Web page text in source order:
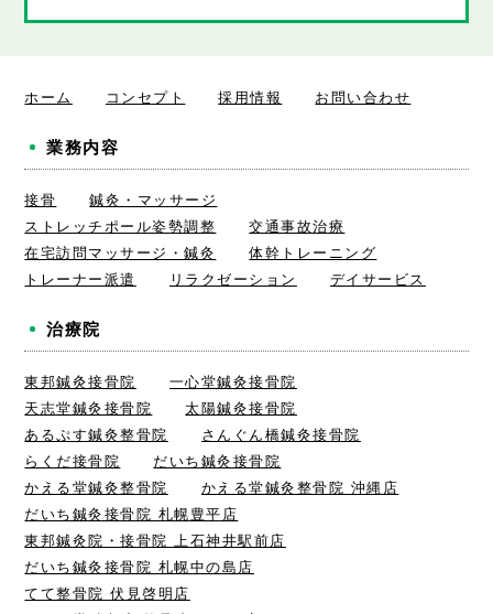
ホーム コンセプト 採用情報 お問い合わせ
業務内容
接骨
鍼灸・マッサージ
ストレッチポール姿勢調整
交通事故治療
在宅訪問マッサージ・鍼灸
体幹トレーニング
トレーナー派遣
リラクゼーション デイサービス
治療院
東邦鍼灸接骨院
一心堂鍼灸接骨院
天志堂鍼灸接骨院
太陽鍼灸接骨院
あるぷす鍼灸整骨院
さんぐん橋鍼灸接骨院
らくだ接骨院
だいち鍼灸接骨院
かえる堂鍼灸整骨院
かえる堂鍼灸整骨院 沖縄店
だいち鍼灸接骨院 札幌豊平店
東邦鍼灸院・接骨院 上石神井駅前店
だいち鍼灸接骨院 札幌中の島店
てて整骨院 伏見啓明店